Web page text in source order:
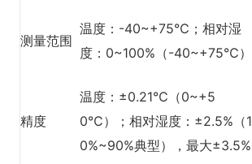
测量范围
温度：-40~+75℃；相对湿
度：0~100%（-40~+75℃）
精度
温度：±0.21℃（0~+5
0℃）；相对湿度：±2.5%（1
0%~90%典型），最大±3.5%